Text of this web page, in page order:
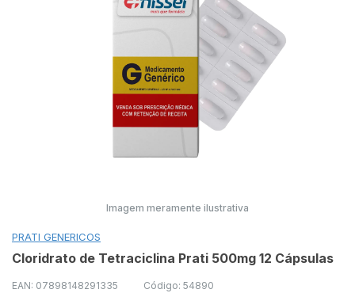
Imagem meramente ilustrativa
PRATI GENERICOS
Cloridrato de Tetraciclina Prati 500mg 12 Cápsulas
EAN: 07898148291335 Código: 54890